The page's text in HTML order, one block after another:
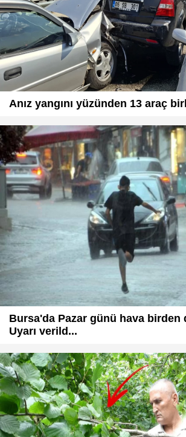
Anız yangını yüzünden 13 araç
Bursa'da Pazar günü hava birden
Uyarı verild...